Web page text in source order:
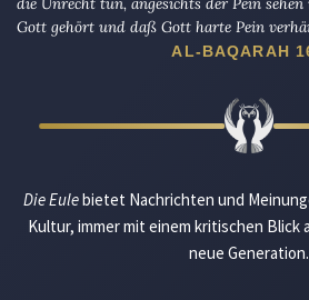
Gott gehört und daß Gott harte Pein
AL-BAQARAH
Die Eulebietet Nachrichten und
Kultur, immer mit einem kritischen
neue Generation.